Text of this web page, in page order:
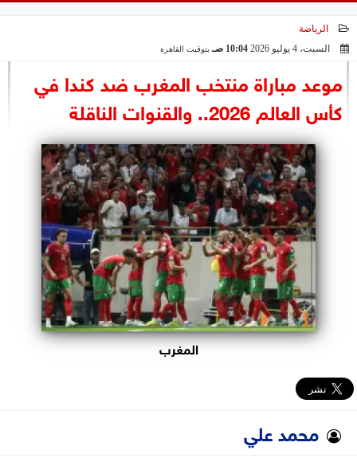
السياسة
الرئاسة
البرلمان
الوزارات
الأحزاب
صنع في مصر
الرياضة
السبت، 4 يوليو 2026
10:04 صـ بتوقيت القاهرة
موعد مباراة منتخب المغرب ضد كندا في
كأس العالم 2026.. والقنوات الناقلة
المغرب
محمد علي